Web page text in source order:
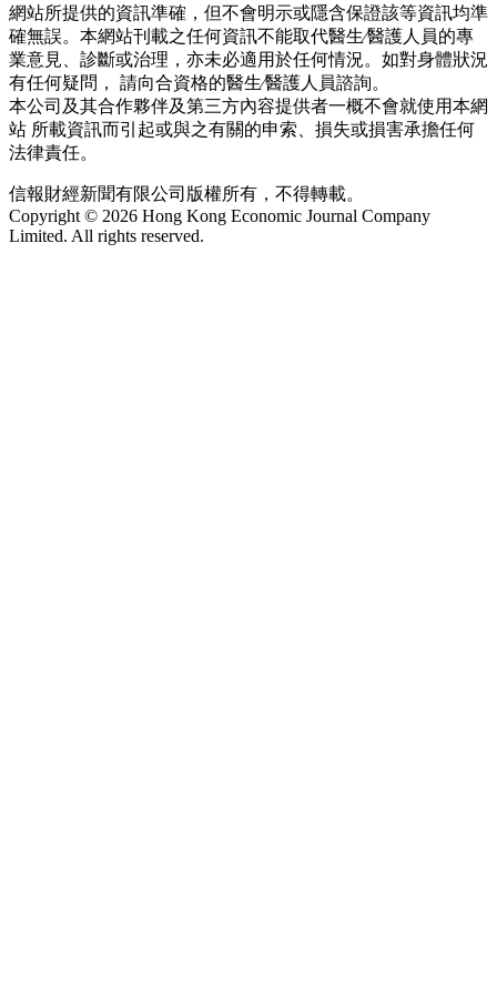
網站所提供的資訊準確，但不會明示或隱含保證該等資訊均準
確無誤。本網站刊載之任何資訊不能取代醫生∕醫護人員的專
業意見、診斷或治理，亦未必適用於任何情況。如對身體狀況
有任何疑問， 請向合資格的醫生∕醫護人員諮詢。
本公司及其合作夥伴及第三方內容提供者一概不會就使用本網
站 所載資訊而引起或與之有關的申索、損失或損害承擔任何
法律責任。
信報財經新聞有限公司版權所有，不得轉載。
Copyright © 2026 Hong Kong Economic Journal Company
Limited. All rights reserved.